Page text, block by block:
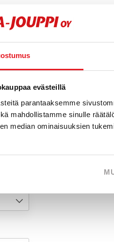
evästeillä
parantaaksemme
mahdollistamme sinulle
median ominaisuuksien